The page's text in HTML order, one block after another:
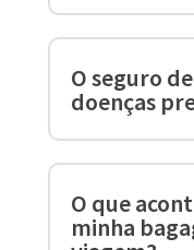
O seguro
doenças
O que
minha